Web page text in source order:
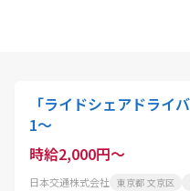
「ライドシェアドラ
1〜
時給2,000円～
日本交通株式会社 東京都 文京区